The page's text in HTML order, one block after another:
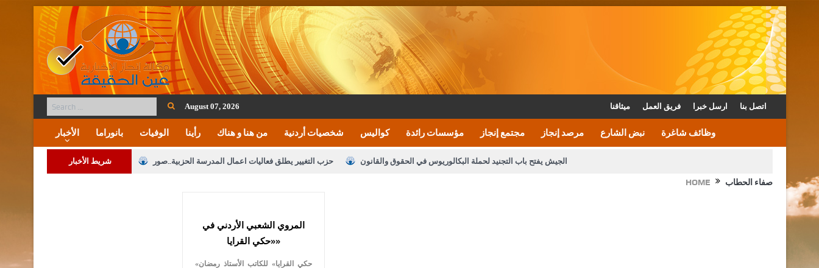
August 07, 2026 ميثاقنا فريق العمل ارسل خبرا اتصل بنا
الأخبار بانوراما الوفيات رأينا من هنا و هناك شخصيات أردنية كواليس مؤسسات رائدة مجتمع إنجاز مرصد إنجاز نبض الشارع وظائف شاغرة
شريط الأخبار حزب التغيير يطلق فعاليات اعمال المدرسة الحزبية..صور الجيش يفتح باب التجنيد لحملة البكالوريوس في الحقوق والقانون
دعوة المكلفين بخدمة العلم (الدفعة الثالثة) إلى مراجعة منصة خدمة العلم
HOME صفاء الحطاب
المروي الشعبي الأردني في
«حكي القرايا»
«حكي القرايا» للكاتب الأستاذ رمضان